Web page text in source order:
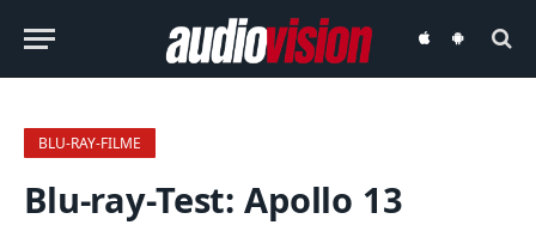
audiovisionaudiovision
BLU-RAY-FILME
Blu-ray-Test: Apollo 13